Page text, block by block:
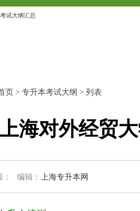
页 > 专升本考试大纲 > 列表
海对外经贸
编辑： 上海专升本网